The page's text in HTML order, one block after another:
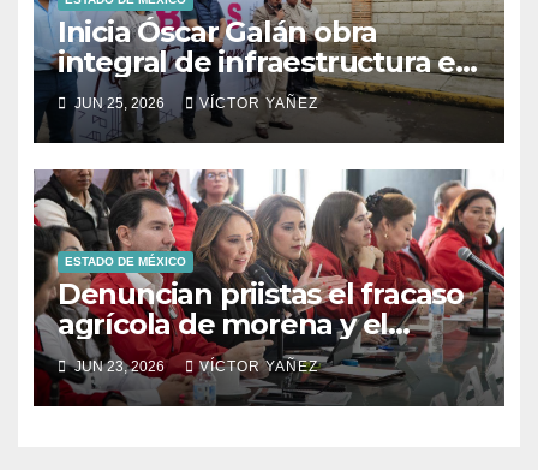
Inicia Óscar Galán obra
integral de infraestructura en
Prolongación León Guzmán
JUN 25, 2026 VÍCTOR YAÑEZ
ESTADO DE MÉXICO
Denuncian priistas el fracaso
agrícola de morena y el
abandono al campo
mexicano
JUN 23, 2026 VÍCTOR YAÑEZ